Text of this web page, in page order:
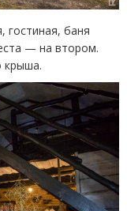
гостиная, баня
— на втором.
крыша.